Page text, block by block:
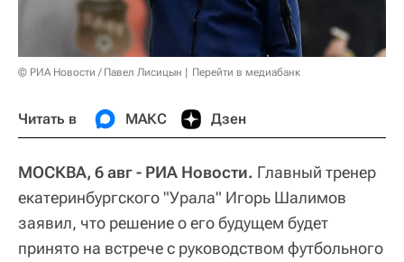
© РИА Новости / Павел Лисицын Перейти в медиабанк
Читать в МАКС Дзен
МОСКВА, 6 авг - РИА Новости. Главный тренер
екатеринбургского "Урала" Игорь Шалимов
заявил, что решение о его будущем будет
принято на встрече с руководством футбольного